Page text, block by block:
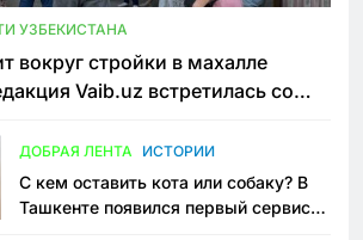
УЗБЕКИСТАНА
вокруг стройки в махалле
Vaib.uz встретилась со
ДОБРАЯ ЛЕНТА ИСТОРИИ
С кем оставить кота или собаку? В
Ташкенте появился первый сервис